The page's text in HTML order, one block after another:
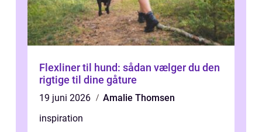
Flexliner til hund: sådan vælger du den
rigtige til dine gåture
19 juni 2026
Amalie Thomsen
inspiration